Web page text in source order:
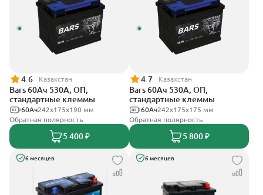
4.6 Казахстан
Bars 60Ач 530А, ОП,
стандартные клеммы
242х175х190 мм
60Ач
Обратная полярность
5 400 ₽
4.7 Казахстан
Bars 60Ач 530А, ОП,
стандартные клеммы
242х175х175 мм
60Ач
Обратная полярность
5 800 ₽
6 месяцев 6 месяцев